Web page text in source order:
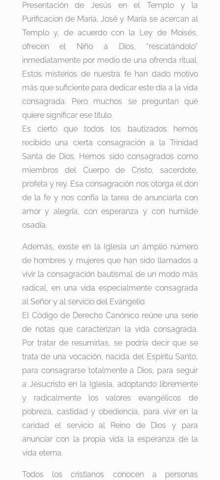
Presentación de Jesús en el Templo y la
Purificacion de María. José y María se acercan al
Templo y, de acuerdo con la Ley de Moisés,
ofrecen el Niño a Dios, “rescatándolo”
inmediatamente por medio de una ofrenda ritual.
Estos misterios de nuestra fe han dado motivo
más que suficiente para dedicar este día a la vida
consagrada. Pero muchos se preguntan qué
quiere significar ese título.
Es cierto que todos los bautizados hemos
recibido una cierta consagración a la Trinidad
Santa de Dios. Hemos sido consagrados como
miembros del Cuerpo de Cristo, sacerdote,
profeta y rey. Esa consagración nos otorga el don
de la fe y nos confía la tarea de anunciarla con
amor y alegría, con esperanza y con humilde
osadía.
Además, existe en la Iglesia un ámplio número
de hombres y mujeres que han sido llamados a
vivir la consagración bautismal de un modo más
radical, en una vida especialmente consagrada
al Señor y al servicio del Evangelio.
El Código de Derecho Canónico reúne una serie
de notas que caracterizan la vida consagrada.
Por tratar de resumirlas, se podría decir que se
trata de una vocación, nacida del Espíritu Santo,
para consagrarse totalmente a Dios, para seguir
a Jesucristo en la Iglesia, adoptando libremente
y radicalmente los valores evangélicos de
pobreza, castidad y obediencia, para vivir en la
caridad el servicio al Reino de Dios y para
anunciar con la propia vida la esperanza de la
vida eterna.
Todos los cristianos conocen a personas